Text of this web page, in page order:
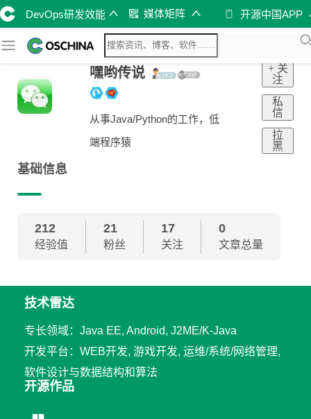
DevOps研发效能 媒体矩阵 开源中国APP
嘿哟传说
从事Java/Python的工作，低
端程序猿
+ 关
注
私
信
拉
黑
基础信息
212
经验值
21
粉丝
17
关注
0
文章总量
技术雷达
专长领域：Java EE, Android, J2ME/K-Java
开发平台：WEB开发, 游戏开发, 运维/系统/网络管理,
软件设计与数据结构和算法
开源作品